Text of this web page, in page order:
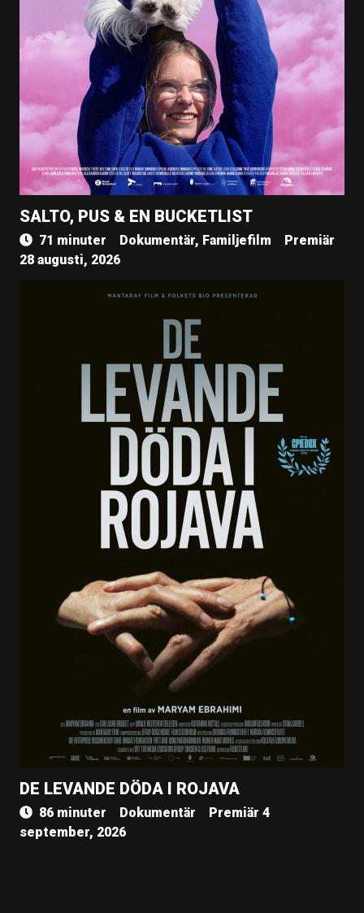
SALTO, PUS & EN BUCKETLIST
71 minuter Dokumentär, Familjefilm
Premiär
28 augusti, 2026
DE LEVANDE DÖDA I ROJAVA
86 minuter Dokumentär
Premiär 4
september, 2026